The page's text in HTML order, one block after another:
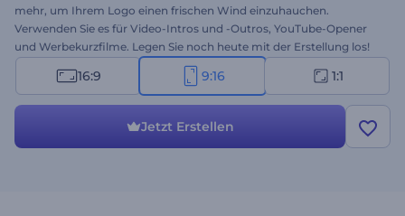
mehr, um Ihrem Logo einen frischen Wind einzuhauchen.
Verwenden Sie es für Video-Intros und -Outros, YouTube-Opener
und Werbekurzfilme. Legen Sie noch heute mit der Erstellung los!
16:9 9:16 1:1
Jetzt Erstellen